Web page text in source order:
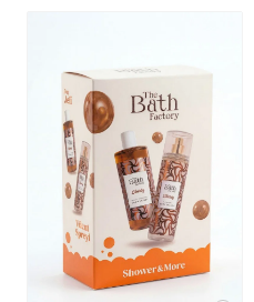
ve Hangi
İşbu
maddesinde
(b) maddesinde
gerçekleştirilmesi
amaçların yerine
olarak;
kapsamında